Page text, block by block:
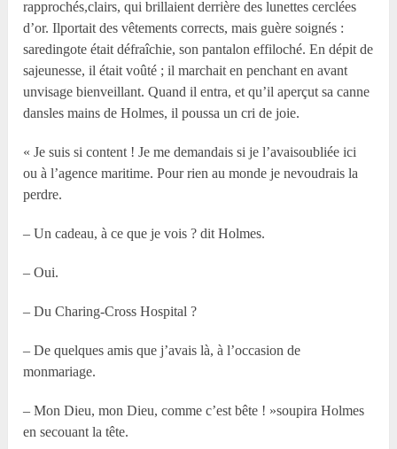
rapprochés,clairs, qui brillaient derrière des lunettes cerclées
d’or. Ilportait des vêtements corrects, mais guère soignés :
saredingote était défraîchie, son pantalon effiloché. En dépit de
sajeunesse, il était voûté ; il marchait en penchant en avant
unvisage bienveillant. Quand il entra, et qu’il aperçut sa canne
dansles mains de Holmes, il poussa un cri de joie.
« Je suis si content ! Je me demandais si je l’avaisoubliée ici
ou à l’agence maritime. Pour rien au monde je nevoudrais la
perdre.
– Un cadeau, à ce que je vois ? dit Holmes.
– Oui.
– Du Charing-Cross Hospital ?
– De quelques amis que j’avais là, à l’occasion de
monmariage.
– Mon Dieu, mon Dieu, comme c’est bête ! »soupira Holmes
en secouant la tête.